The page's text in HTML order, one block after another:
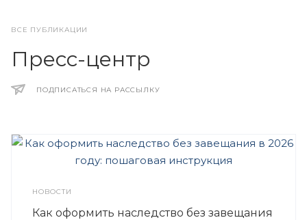
ВСЕ ПУБЛИКАЦИИ
Пресс-центр
ПОДПИСАТЬСЯ НА РАССЫЛКУ
НОВОСТИ
Как оформить наследство без завещания